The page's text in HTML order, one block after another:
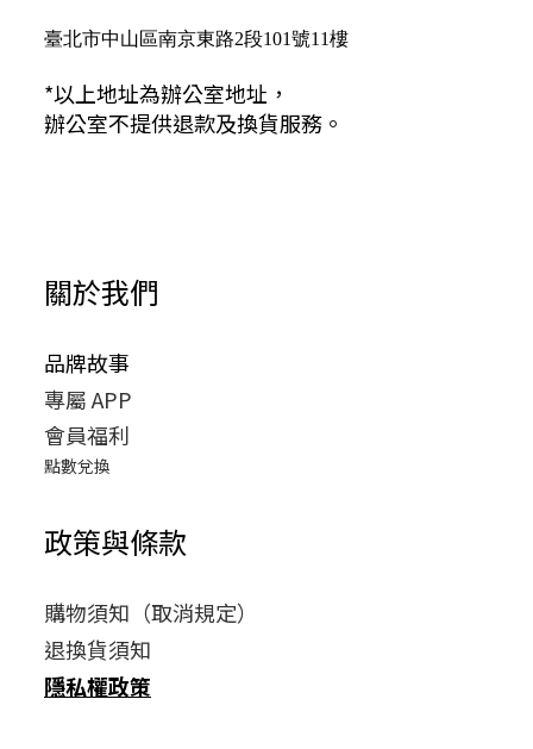
臺北市中山區南京東路2段101號11樓
*以上地址為辦公室地址，
辦公室不提供退款及換貨服務。
關於我們
品牌故事
專屬 APP
會員福利
點數兌換
政策與條款
購物須知（取消規定）
退換貨須知
隱私權政策